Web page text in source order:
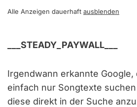
Alle Anzeigen dauerhaft ausblenden
___STEADY_PAYWALL___
Irgendwann erkannte Google,
einfach nur Songtexte
diese direkt in der Suche